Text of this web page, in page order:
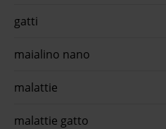
gatti
maialino nano
malattie
malattie gatto